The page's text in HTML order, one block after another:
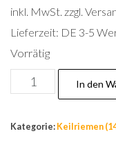
inkl. MwSt. zzgl.
Lieferzeit: DE 3-5
Vorrätig
Nr143:
Keilriemen
fürGartenhäcksler
In den
Kategorie: Keilriemen